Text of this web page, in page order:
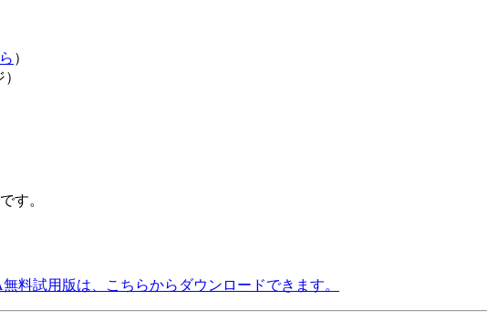
）
す。
無料試用版は、こちらからダウンロードできます。